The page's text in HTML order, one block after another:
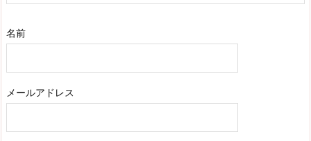
名前
メールアドレス